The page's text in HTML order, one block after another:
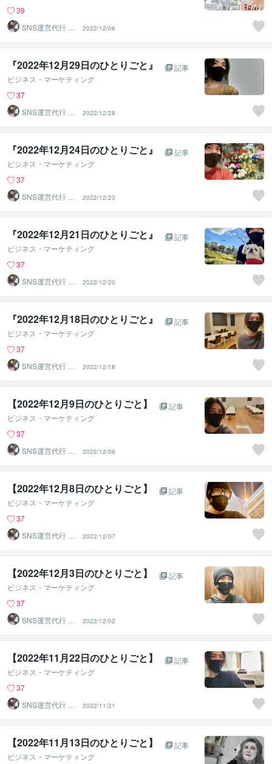
39
SNS運営代行 ま
るなげ
2022/12/06
『2022年12月29日のひとりごと』⁡
記事
ビジネス・マーケティング
37
SNS運営代行 ま
るなげ
2022/12/28
『2022年12月24日のひとりごと』⁡
記事
ビジネス・マーケティング
37
SNS運営代行 ま
るなげ
2022/12/23
『2022年12月21日のひとりごと』⁡
記事
ビジネス・マーケティング
37
SNS運営代行 ま
るなげ
2022/12/20
『2022年12月18日のひとりごと』⁡
記事
ビジネス・マーケティング
37
SNS運営代行 ま
るなげ
2022/12/18
【2022年12月9日のひとりごと】⁡
記事
ビジネス・マーケティング
37
SNS運営代行 ま
るなげ
2022/12/08
【2022年12月8日のひとりごと】⁡
記事
ビジネス・マーケティング
37
SNS運営代行 ま
るなげ
2022/12/07
【2022年12月3日のひとりごと】⁡
記事
ビジネス・マーケティング
37
SNS運営代行 ま
るなげ
2022/12/02
【2022年11月22日のひとりごと】⁡
記事
ビジネス・マーケティング
37
SNS運営代行 ま
るなげ
2022/11/21
【2022年11月13日のひとりごと】⁡
記事
ビジネス・マーケティング